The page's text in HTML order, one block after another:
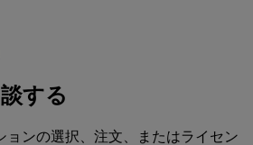
する
ョンの選択、注文、またはライセン